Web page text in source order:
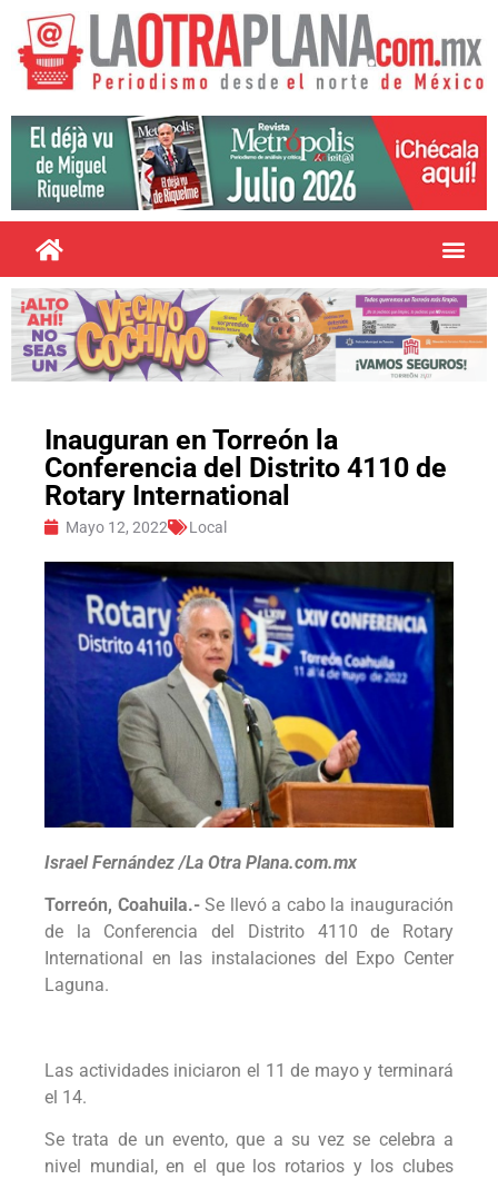
Inauguran en Torreón la
Conferencia del Distrito 4110 de
Rotary International
Mayo 12, 2022 Local
Israel Fernández /La Otra Plana.com.mx
Torreón, Coahuila.-Se llevó a cabo la inauguración
de la Conferencia del Distrito 4110 de Rotary
International en las instalaciones del Expo Center
Laguna.
Las actividades iniciaron el 11 de mayo y terminará
el 14.
Se trata de un evento, que a su vez se celebra a
nivel mundial, en el que los rotarios y los clubes